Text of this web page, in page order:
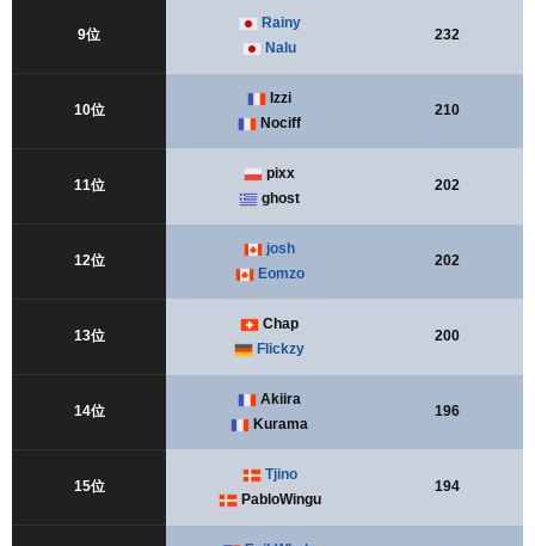
9位
Rainy
Nalu
232
10位
Izzi
Nociff
210
11位
pixx
ghost
202
12位
josh
Eomzo
202
13位
Chap
Flickzy
200
14位
Akiira
Kurama
196
15位
Tjino
PabloWingu
194